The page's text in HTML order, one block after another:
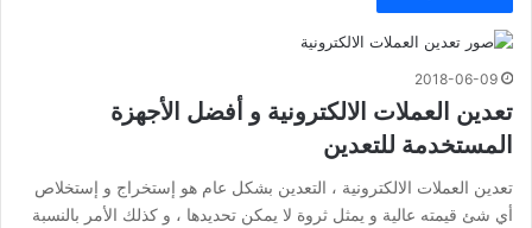
2018-06-09
تعدين العملات الالكترونية و أفضل الأجهزة
المستخدمة للتعدين
تعدين العملات الالكترونية ، التعدين بشكل عام هو إستخراج و إستخلاص
أي شئ قيمته عالية و يمثل ثروة لا يمكن تحديدها ، و كذلك الأمر بالنسبة